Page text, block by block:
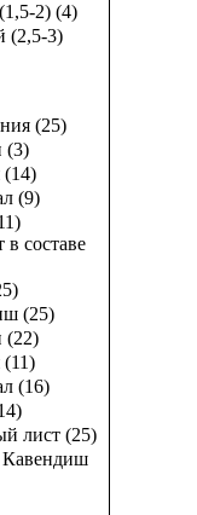
2) (4)
(2,5-3)
(25)
(3)
(14)
(9)
в составе
(25)
(22)
(11)
(16)
лист (25)